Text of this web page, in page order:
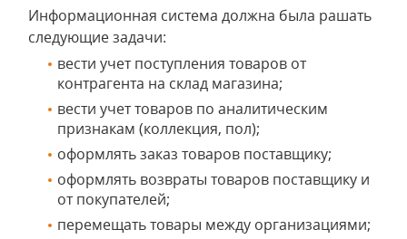
Информационная система должна была рашать
следующие задачи:
вести учет поступления товаров от
контрагента на склад магазина;
вести учет товаров по аналитическим
признакам (коллекция, пол);
оформлять заказ товаров поставщику;
оформлять возвраты товаров поставщику и
от покупателей;
перемещать товары между организациями;